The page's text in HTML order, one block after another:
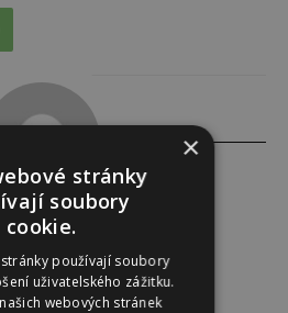
Lindauerová
×
stránky
soubory
cookie.
používají soubory
uživatelského zážitku.
webových stránek